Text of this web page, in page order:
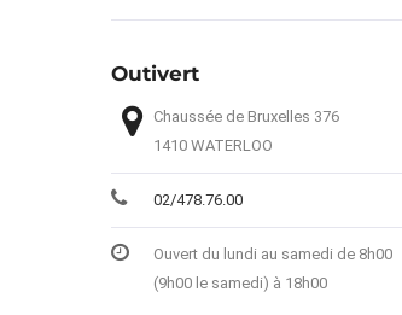
Outivert
Chaussée de Bruxelles 376
1410 WATERLOO
02/478.76.00
Ouvert du lundi au samedi de 8h00
(9h00 le samedi) à 18h00